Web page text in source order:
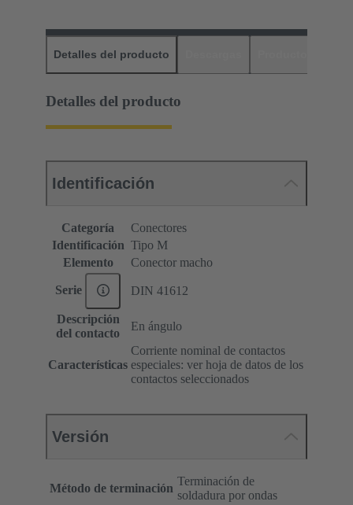
Detalles del producto
Detalles del producto
Identificación
Categoría
Conectores
Identificación Tipo M
Elemento
Conector macho
Serie DIN 41612
Descripción
del contacto
En ángulo
Características
Corriente nominal de contactos
especiales: ver hoja de datos de los
contactos seleccionados
Versión
Método de terminación
Terminación de
soldadura por ondas